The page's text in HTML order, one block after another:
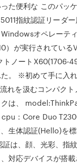
た便利な このパッ
指紋認証リーダ
オペレーテ
）が実行されている
トノートX60(1706-
。 ※初めて手に入
れを汲むコンパクト
は、
：Core Duo
生体認証(Hello)を
証は、顔、光彩、指
対応デバイスが搭